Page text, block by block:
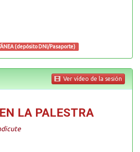
(depósito DNI/Pasaporte)
Ver vídeo de la sesión
LA PALESTRA